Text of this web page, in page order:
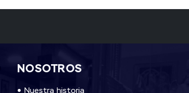
NOSOTROS
Nuestra historia